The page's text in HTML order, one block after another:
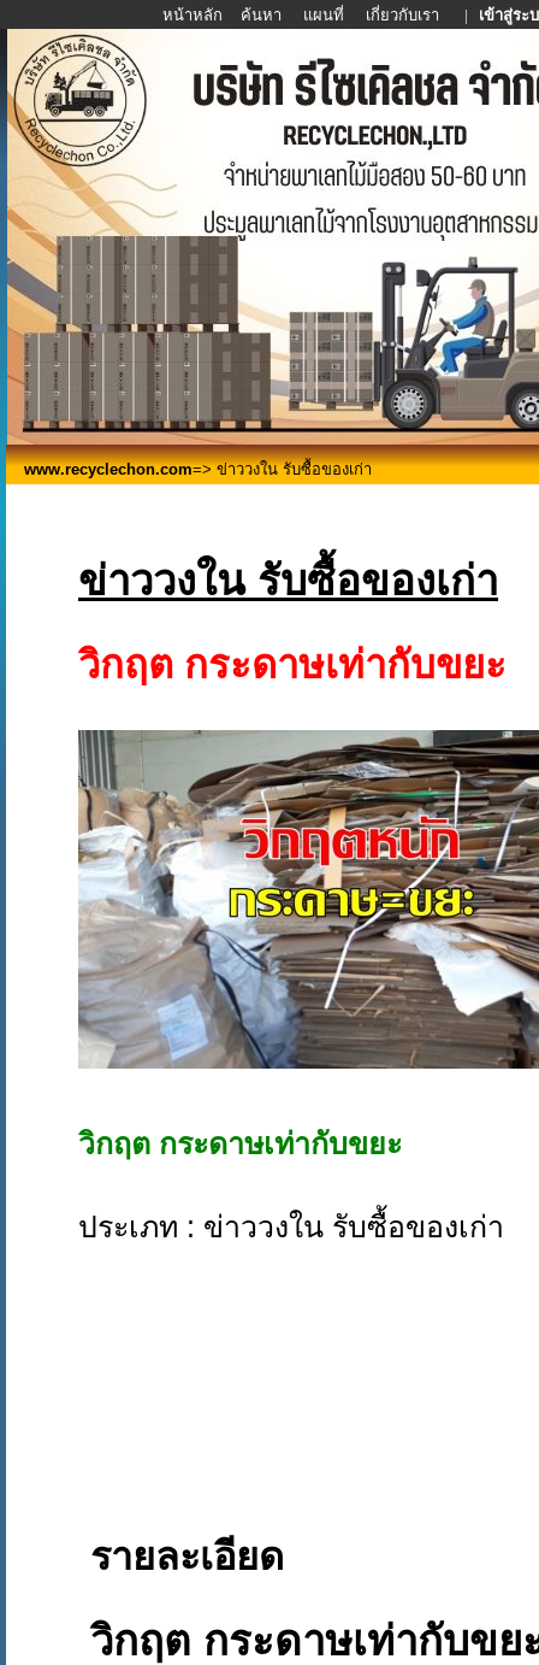
หน้าหลัก ค้นหา แผนที่ เกี่ยวกับเรา | เข้าสู่ระ
www.recyclechon.com=> ข่าววงใน รับซื้อของเก่า
ข่าววงใน รับซื้อของเก่า
วิกฤต กระดาษเท่ากับขยะ
วิกฤต กระดาษเท่ากับขยะ
ประเภท : ข่าววงใน รับซื้อของเก่า
รายละเอียด
วิกฤต กระดาษเท่ากับขย